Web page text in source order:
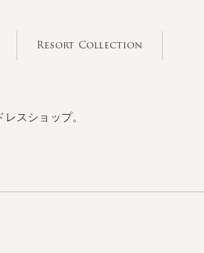
Resort Collection
スショップ。